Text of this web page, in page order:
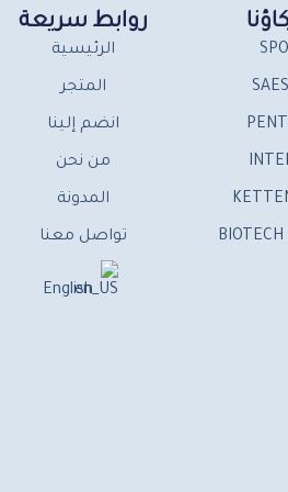
روابط سريعة
الرئيسية
المتجر
انضم إلينا
من نحن
المدونة
تواصل معنا
English